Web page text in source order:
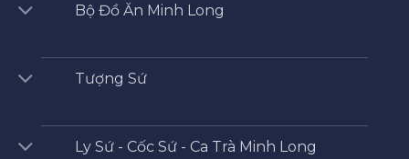
Bộ Đồ Ăn Minh Long
Tượng Sứ
Ly Sứ - Cốc Sứ - Ca Trà Minh Long